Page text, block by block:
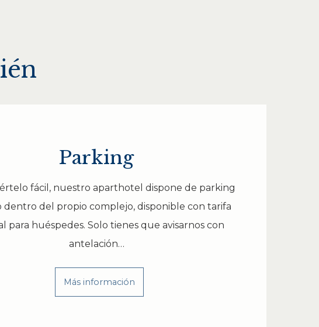
Parking
fácil, nuestro aparthotel dispone de parking
del propio complejo, disponible con tarifa
para huéspedes. Solo tienes que avisarnos con
antelación…
Más información